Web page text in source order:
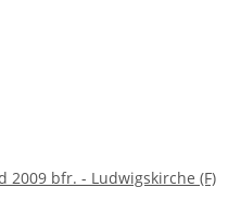
2009 bfr. - Ludwigskirche (F)